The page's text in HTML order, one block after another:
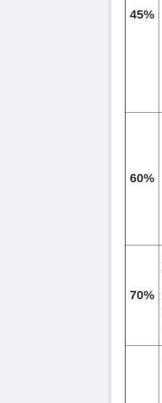
45%
60%
70%